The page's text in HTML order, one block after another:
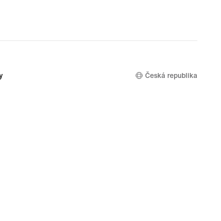
124,99 €
Česká republika